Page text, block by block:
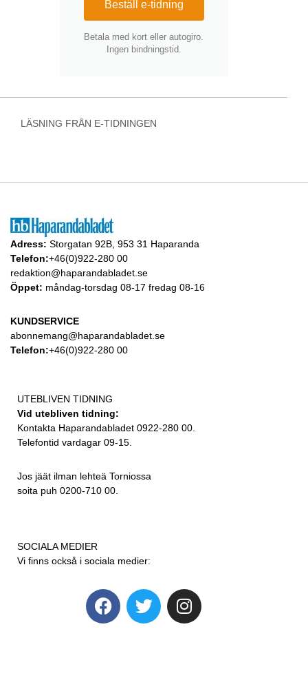
Beställ e-tidning
Betala med kort eller autogiro.
Ingen bindningstid.
LÄSNING FRÅN E-TIDNINGEN
Adress: Storgatan 92B, 953 31 Haparanda
Telefon:+46(0)922-280 00
redaktion@haparandabladet.se
Öppet: måndag-torsdag 08-17 fredag 08-16
KUNDSERVICE
abonnemang@haparandabladet.se
Telefon:+46(0)922-280 00
UTEBLIVEN TIDNING
Vid utebliven tidning:
Kontakta Haparandabladet 0922-280 00.
Telefontid vardagar 09-15.
Jos jäät ilman lehteä Torniossa
soita puh 0200-710 00.
SOCIALA MEDIER
Vi finns också i sociala medier: